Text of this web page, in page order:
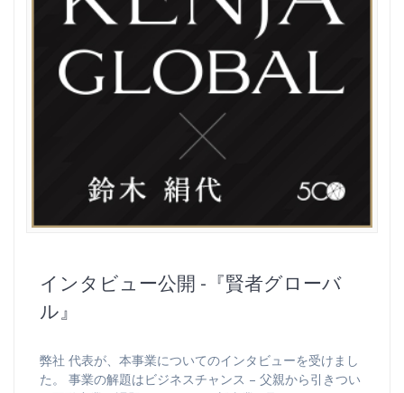
インタビュー公開 -『賢者グローバ
ル』
弊社 代表が、本事業についてのインタビューを受けまし
た。 事業の解題はビジネスチャンス – 父親から引きつい